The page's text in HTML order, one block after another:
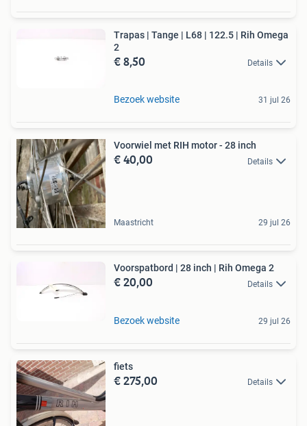
Trapas | Tange | L68 | 122.5 | Rih Omega
2
€ 8,50 Details
Bezoek website 31 jul 26
Voorwiel met RIH motor - 28 inch
€ 40,00 Details
Maastricht 29 jul 26
Voorspatbord | 28 inch | Rih Omega 2
€ 20,00 Details
Bezoek website 29 jul 26
fiets
€ 275,00 Details